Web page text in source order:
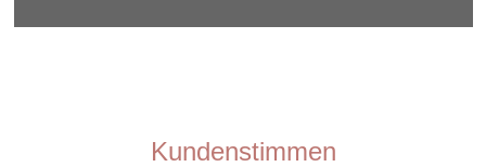
Kundenstimmen